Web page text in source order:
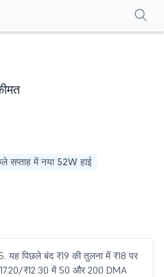
सप्ताह में नया 52W हाई
यह पिछले बंद ₹19 की तुलना में ₹18 पर
₹12.30 में 50 और 200 DMA
सामान्य प्रश्न